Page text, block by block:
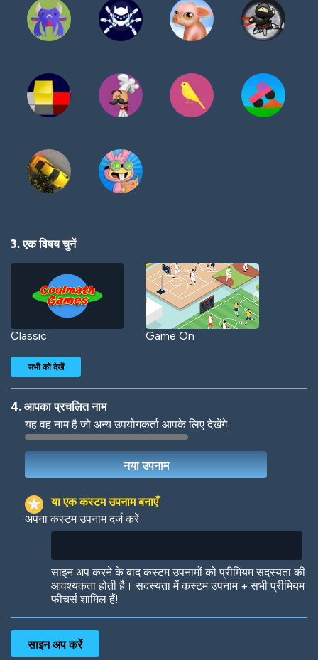
3. एक विषय चुनें
Classic Game On
Woof Jungle Cats
सभी को देखें
4. आपका प्रचलित नाम
यह वह नाम है जो अन्य उपयोगकर्ता आपके लिए देखेंगे:
या एक कस्टम उपनाम बनाएँ
अपना कस्टम उपनाम दर्ज करें
साइन अप करने के बाद कस्टम उपनामों को प्रीमियम सदस्यता की
आवश्यकता होती है। सदस्यता में कस्टम उपनाम + सभी प्रीमियम
फीचर्स शामिल हैं!